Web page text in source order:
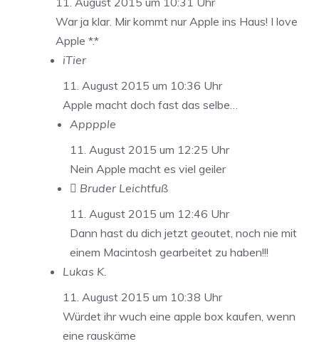
War ja klar. Mir kommt nur Apple ins Haus! I love
Apple *.*
iTier
11. August 2015 um 10:36 Uhr
Apple macht doch fast das selbe…
Apppple
11. August 2015 um 12:25 Uhr
Nein Apple macht es viel geiler
 Bruder Leichtfuß
11. August 2015 um 12:46 Uhr
Dann hast du dich jetzt geoutet, noch nie mit
einem Macintosh gearbeitet zu haben!!!
Lukas K.
11. August 2015 um 10:38 Uhr
Würdet ihr wuch eine apple box kaufen, wenn
eine rauskäme